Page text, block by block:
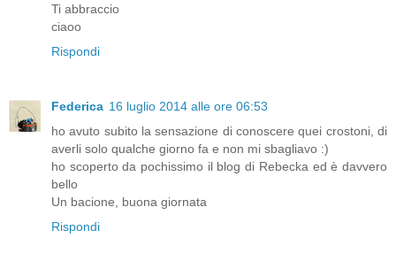
Ti abbraccio
ciaoo
Rispondi
Federica 16 luglio 2014 alle ore 06:53
ho avuto subito la sensazione di conoscere quei crostoni, di
averli solo qualche giorno fa e non mi sbagliavo :)
ho scoperto da pochissimo il blog di Rebecka ed è davvero
bello
Un bacione, buona giornata
Rispondi